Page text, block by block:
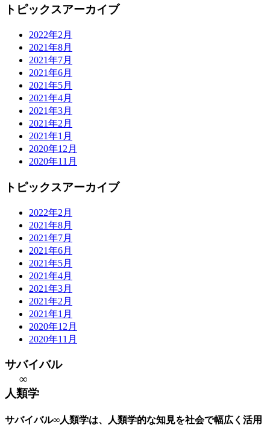
トピックスアーカイブ
2022年2月
2021年8月
2021年7月
2021年6月
2021年5月
2021年4月
2021年3月
2021年2月
2021年1月
2020年12月
2020年11月
トピックスアーカイブ
2022年2月
2021年8月
2021年7月
2021年6月
2021年5月
2021年4月
2021年3月
2021年2月
2021年1月
2020年12月
2020年11月
サバイバル
∞
人類学
サバイバル∞人類学は、人類学的な知見を社会で幅広く活用